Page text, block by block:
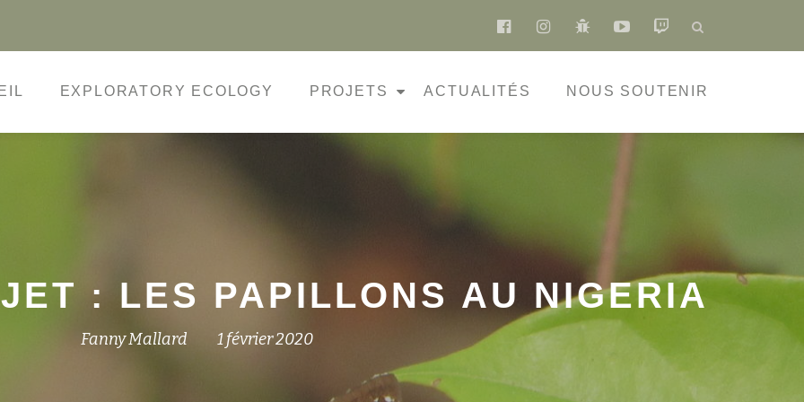
fa-
facebook-
fa-
instagram
fa-
bug
fa-
youtube-
fa-
twitch
EXPLORATORY ECOLOGY PROJETS ACTUALITÉS NOUS SOUTENIR
: LES PAPILLONS AU NIGERIA
Fanny Mallard 1 février 2020